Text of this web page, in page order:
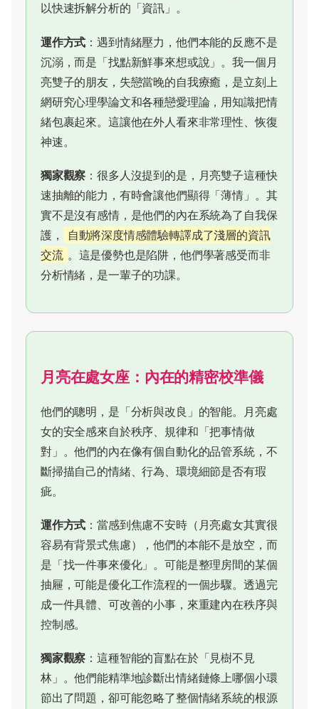
以快速拆解分析的「資訊」。
運作方式 ：遇到情緒壓力，他們本能的反應不是
沉溺，而是「找點新鮮事來想或說」。我一個月
亮雙子的朋友，失戀當晚的自我療癒，是立刻上
網研究心理學論文和各種戀愛理論，用知識把情
緒包裹起來。這讓他在外人看來非常理性、恢復
神速。
獨家觀察 ：很多人沒提到的是，月亮雙子這種快
速抽離的能力，有時會讓他們顯得「薄情」。其
實不是沒有感情，是他們的內在系統為了自我保
護，
自動將深度情感體驗轉譯成了淺層的資訊
交流 。這是優勢也是陷阱，他們學著感受而非
分析情緒，是一輩子的功課。
月亮在處女座：內在的精密校準儀
他們的聰明，是「分析與改良」的智能。月亮處
女的安全感來自於秩序、規律和「把事情做
對」。他們的內在像有個自動化的品管系統，不
斷掃描自己的情緒、行為、環境細節是否有瑕
疵。
運作方式 ：當感到焦慮不安時（月亮處女其實很
容易有背景式焦慮），他們的本能不是放空，而
是「找一件事來優化」。可能是整理房間的某個
抽屜，可能是優化工作流程的一個步驟。透過完
成一件具體、可改善的小事，來重建內在秩序與
控制感。
獨家觀察 ：這種智能的盲點在於「見樹不見
林」。他們能精準地診斷出情緒鏈條上哪個小環
節出了問題，卻可能忽略了整個情緒系統的根源